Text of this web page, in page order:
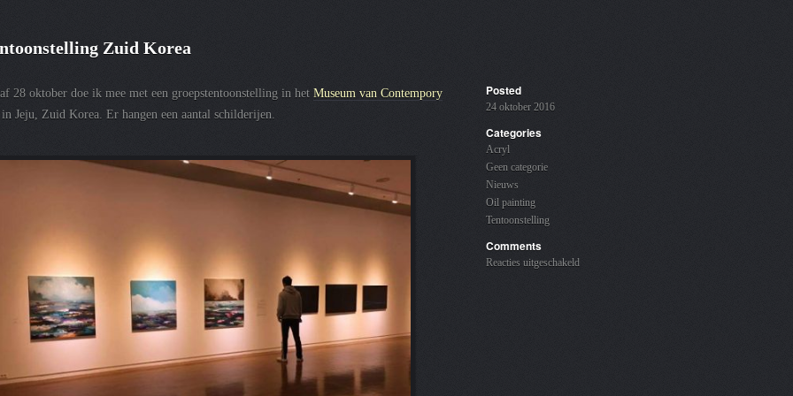
Zuid Korea
Posted
24 oktober 2016
Categories
Acryl
Geen categorie
Nieuws
Oil painting
Tentoonstelling
Comments
Reacties uitgeschakeldvoor
28 oktober doe ik mee met een groepstentoonstelling in het Museum van Contempory
Jeju, Zuid Korea. Er hangen een aantal schilderijen.